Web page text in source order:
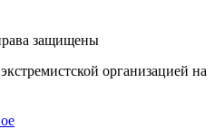
защищены
организацией на